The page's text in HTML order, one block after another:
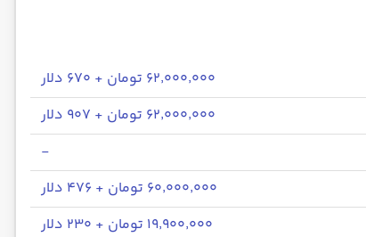
۶۲٬۰۰۰٬۰۰۰ تومان + ۶۷۰ دلار
۶۲٬۰۰۰٬۰۰۰ تومان + ۹۰۷ دلار
-
۶۰٬۰۰۰٬۰۰۰ تومان + ۴۷۶ دلار
۱۹٬۹۰۰٬۰۰۰ تومان + ۲۳۰ دلار